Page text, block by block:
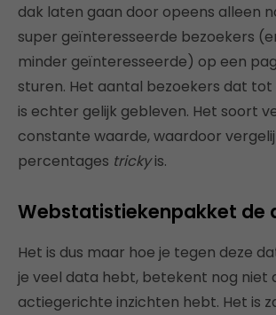
dak laten gaan door opeens alleen
super geïnteresseerde bezoekers
minder geïnteresseerde) op een
sturen. Het aantal bezoekers dat
is echter gelijk gebleven. Het soort
constante waarde, waardoor
percentages trickyis.
Webstatistiekenpakket de
Het is dus maar hoe je tegen deze
je veel data hebt, betekent nog niet
actiegerichte inzichten hebt. Het is